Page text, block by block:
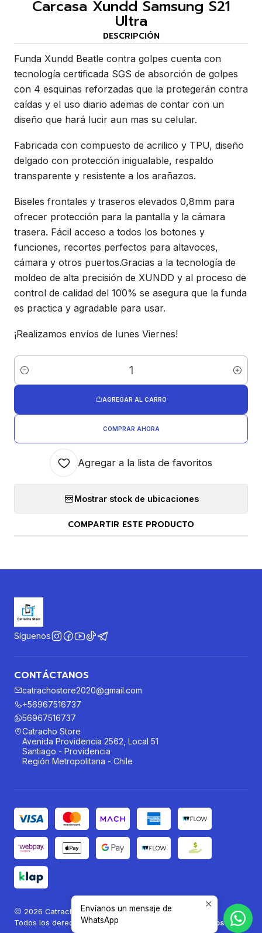
Carcasa Xundd Samsung S21
Ultra
DESCRIPCIÓN
Funda Xundd Beatle contra golpes cuenta con
tecnología certificada SGS de absorción de golpes
con 4 esquinas reforzadas que la protegerán contra
caídas y el uso diario ademas de contar con un
diseño que hará lucir aun mas su celular.
Fabricada con compuesto de acrilico y TPU, diseño
delgado con protección inigualable, respaldo
transparente y resistente a los arañazos.
Biseles frontales y traseros elevados 0,8mm para
ofrecer protección para la pantalla y la cámara
trasera. Fácil acceso a todos los botones y
funciones, recortes perfectos para altavoces,
cámara y otros puertos.Gracias a la tecnología de
moldeo de alta precisión de XUNDD y al proceso de
control de calidad del 100% se asegura que la funda
es practica y agradable para usar.
¡Realizamos envíos de lunes Viernes!
Cantidad
AGREGAR AL CARRO
COMPRAR AHORA
Agregar a la lista de favoritos
Mostrar stock de ubicaciones
COMPARTIR ESTE PRODUCTO
Síguenos
CONTÁCTANOS
catrachostore2020@gmail.com
+56967516737
56967516737
Catracho Store
Avenida Providencia 2562, Local 51
Santiago - Providencia
Región Metropolitana - Chile
2026 Catracho Store®.
Todos los derechos reservados.
Desarrollado por Jumpseller.
Envíanos un mensaje de
WhatsApp